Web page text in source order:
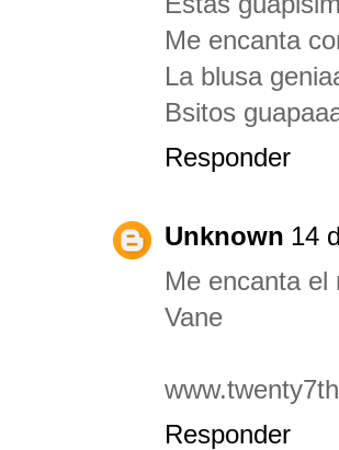
Me encanta
La blusa
Bsitos
Responder
Unknown 14
Me encanta
Vane
Responder